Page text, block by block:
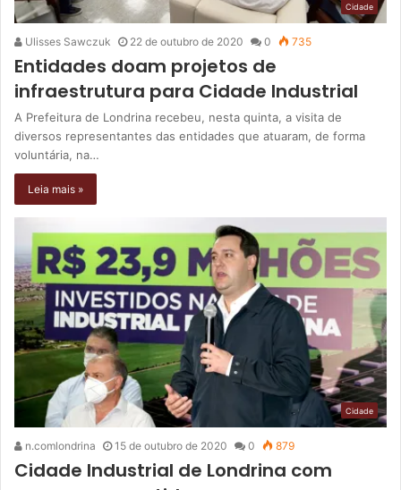
Cidade
Ulisses Sawczuk 22 de outubro de 2020 0 735
Entidades doam projetos de
infraestrutura para Cidade Industrial
A Prefeitura de Londrina recebeu, nesta quinta, a visita de
diversos representantes das entidades que atuaram, de forma
voluntária, na…
Leia mais »
Cidade
n.comlondrina 15 de outubro de 2020 0 879
Cidade Industrial de Londrina com